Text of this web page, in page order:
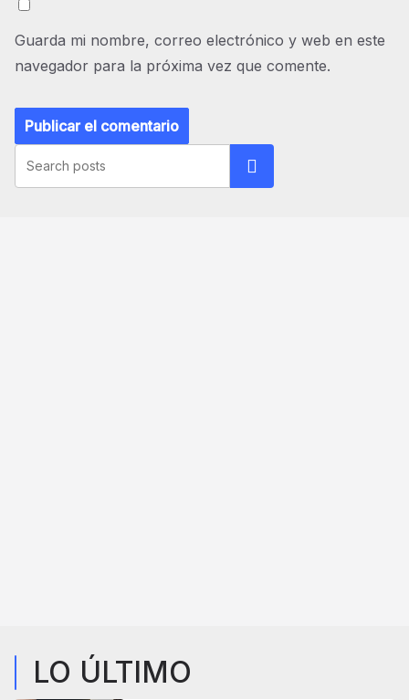
Guarda mi nombre, correo electrónico y web en este
navegador para la próxima vez que comente.
Buscar
LO ÚLTIMO